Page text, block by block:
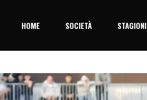
HOME SOCIETÀ
Storia
Società
STAGIONI